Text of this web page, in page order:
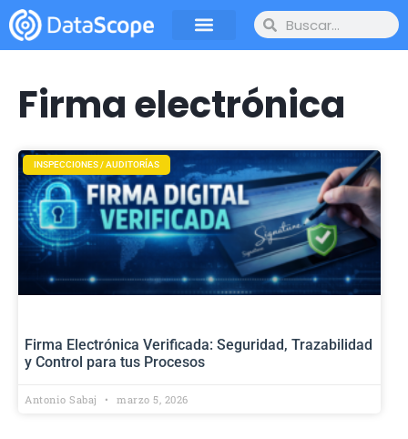
Firma electrónica
INSPECCIONES / AUDITORÍAS
Firma Electrónica Verificada: Seguridad, Trazabilidad
y Control para tus Procesos
Antonio Sabaj marzo 5, 2026